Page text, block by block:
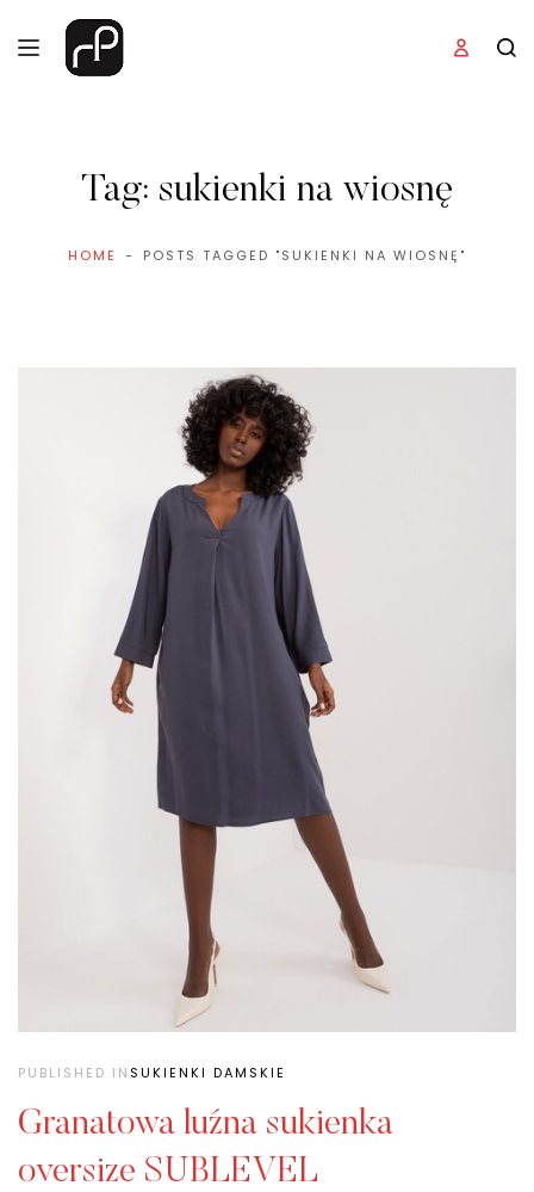
Tag: sukienki na wiosnę
HOME POSTS TAGGED "SUKIENKI NA WIOSNĘ"
PUBLISHED IN SUKIENKI DAMSKIE
Granatowa luźna sukienka
oversize SUBLEVEL